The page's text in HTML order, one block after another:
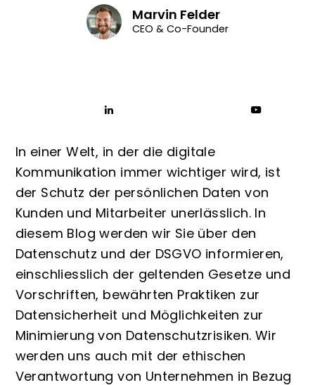
Marvin Felder
CEO & Co-Founder
In einer Welt, in der die digitale
Kommunikation immer wichtiger wird, ist
der Schutz der persönlichen Daten von
Kunden und Mitarbeiter unerlässlich. In
diesem Blog werden wir Sie über den
Datenschutz und der DSGVO informieren,
einschliesslich der geltenden Gesetze und
Vorschriften, bewährten Praktiken zur
Datensicherheit und Möglichkeiten zur
Minimierung von Datenschutzrisiken. Wir
werden uns auch mit der ethischen
Verantwortung von Unternehmen in Bezug